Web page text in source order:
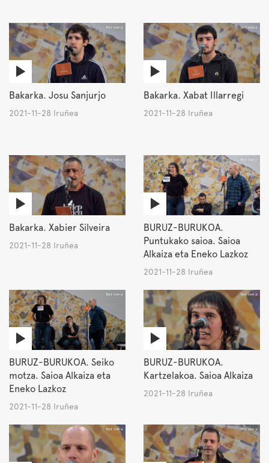
Bakarka. Josu Sanjurjo
2021-11-28 Iruñea
Bakarka. Xabat Illarregi
2021-11-28 Iruñea
Bakarka. Xabier Silveira
2021-11-28 Iruñea
BURUZ-BURUKOA.
Puntukako saioa. Saioa
Alkaiza eta Eneko Lazkoz
2021-11-28 Iruñea
BURUZ-BURUKOA. Seiko
motza. Saioa Alkaiza eta
Eneko Lazkoz
2021-11-28 Iruñea
BURUZ-BURUKOA.
Kartzelakoa. Saioa Alkaiza
2021-11-28 Iruñea